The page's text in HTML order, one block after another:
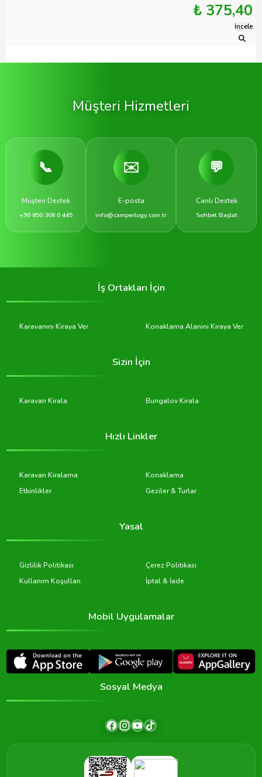
₺ 375,40
İncele
Müşteri Hizmetleri
📞
Müşteri Destek
+90 850 308 0 445
✉️
E-posta
info@camperlogy.com.tr
💬
Canlı Destek
Sohbet Başlat
İş Ortakları İçin
Karavanını Kiraya Ver Konaklama Alanini Kiraya Ver
Sizin İçin
Karavan Kirala Bungalov Kirala
Hızlı Linkler
Karavan Kiralama
Konaklama
Etkinlikler
Geziler & Turlar
Yasal
Gizlilik Politikası
Çerez Politikası
Kullanım Koşulları
İptal & İade
Mobil Uygulamalar
Sosyal Medya